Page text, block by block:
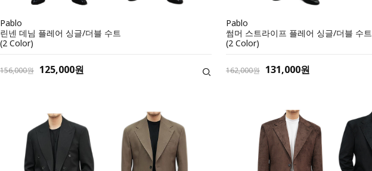
Pablo
린넨 데님 플레어 싱글/더블 수트
(2 Color)
156,000원 125,000원
Pablo
썸머 스트라이프 플레어 싱글/더블 수트
(2 Color)
162,000원 131,000원